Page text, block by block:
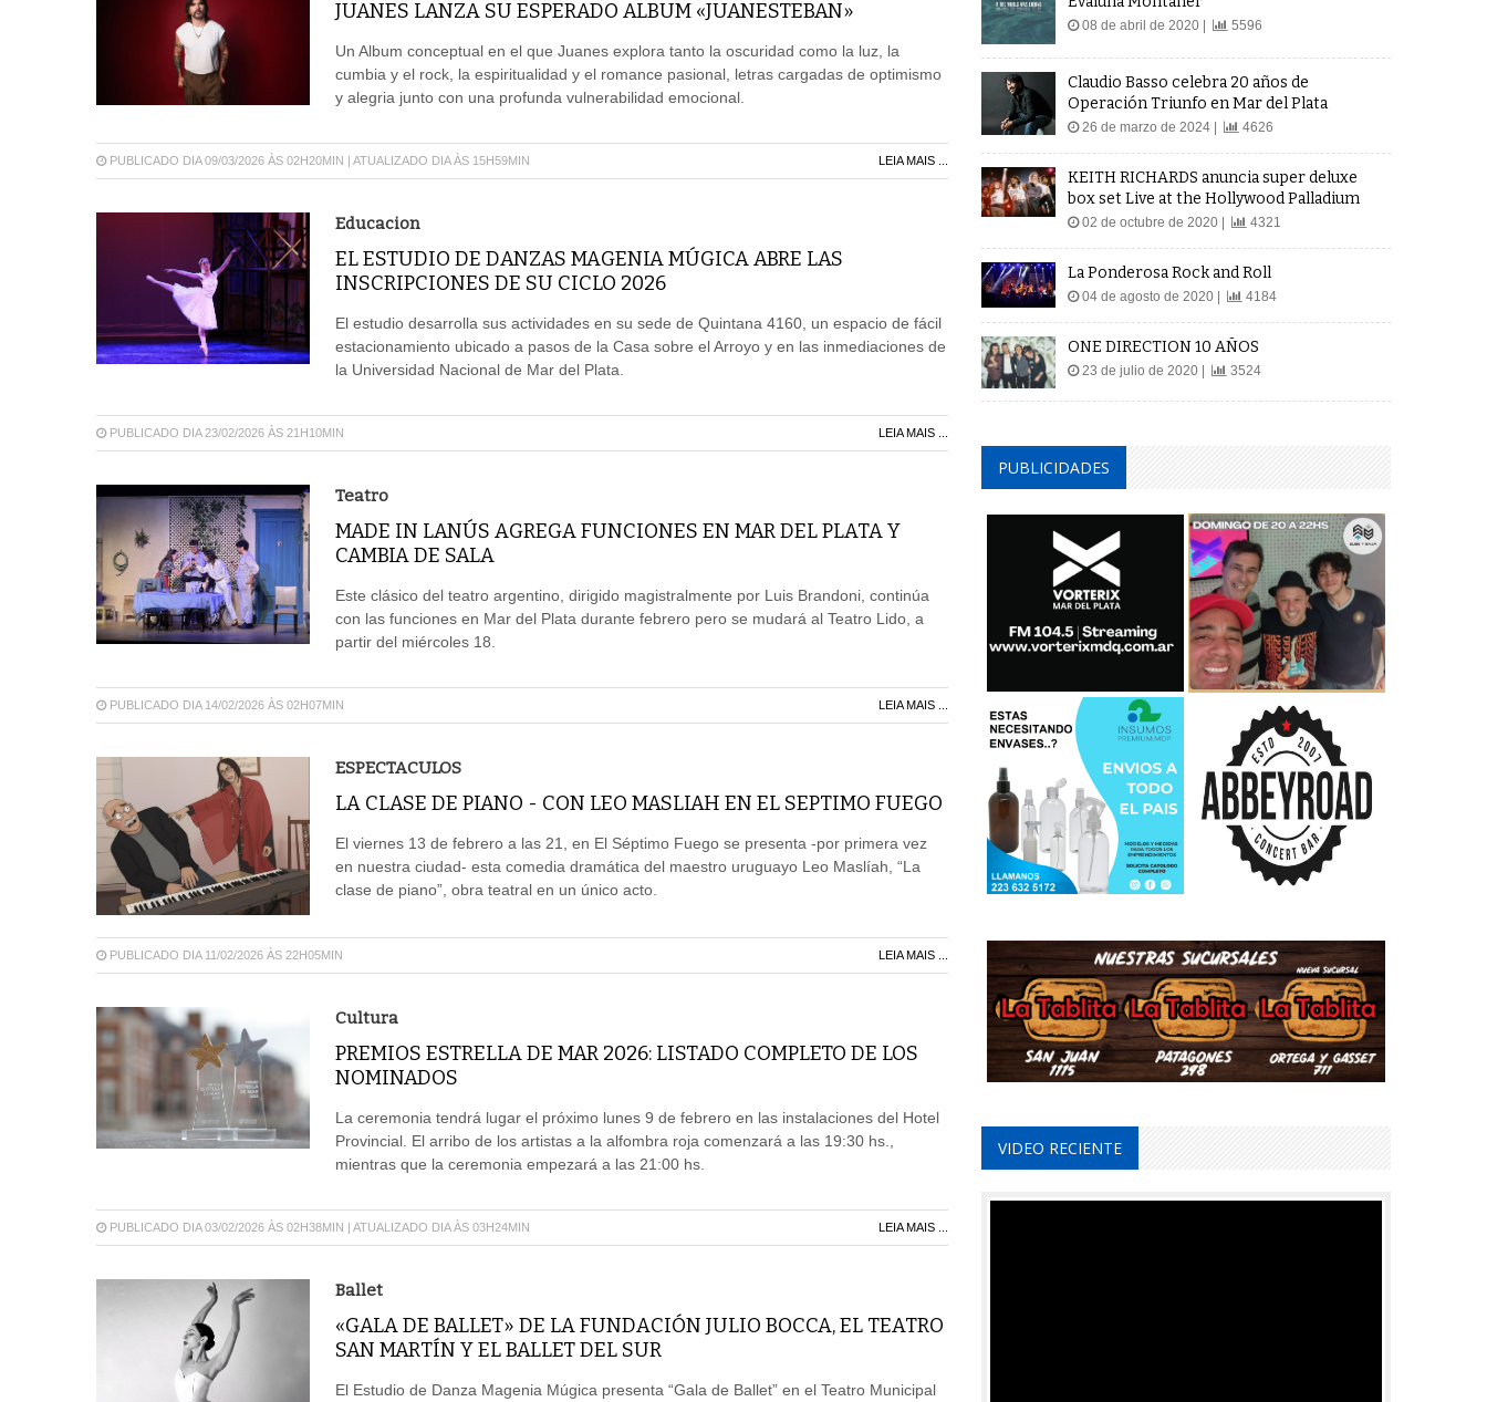
JUANES LANZA SU ESPERADO ALBUM «JUANESTEBAN»
Un Album conceptual en el que Juanes explora tanto la oscuridad como la luz, la
cumbia y el rock, la espiritualidad y el romance pasional, letras cargadas de optimismo
y alegria junto con una profunda vulnerabilidad emocional.
PUBLICADO DIA 09/03/2026 ÀS 02H20MIN | ATUALIZADO DIA ÀS 15H59MIN LEIA MAIS ...
Educacion
EL ESTUDIO DE DANZAS MAGENIA MÚGICA ABRE LAS
INSCRIPCIONES DE SU CICLO 2026
El estudio desarrolla sus actividades en su sede de Quintana 4160, un espacio de fácil
estacionamiento ubicado a pasos de la Casa sobre el Arroyo y en las inmediaciones de
la Universidad Nacional de Mar del Plata.
PUBLICADO DIA 23/02/2026 ÀS 21H10MIN LEIA MAIS ...
Teatro
MADE IN LANÚS AGREGA FUNCIONES EN MAR DEL PLATA Y
CAMBIA DE SALA
Este clásico del teatro argentino, dirigido magistralmente por Luis Brandoni, continúa
con las funciones en Mar del Plata durante febrero pero se mudará al Teatro Lido, a
partir del miércoles 18.
PUBLICADO DIA 14/02/2026 ÀS 02H07MIN LEIA MAIS ...
ESPECTACULOS
LA CLASE DE PIANO - CON LEO MASLIAH EN EL SEPTIMO FUEGO
El viernes 13 de febrero a las 21, en El Séptimo Fuego se presenta -por primera vez
en nuestra ciudad- esta comedia dramática del maestro uruguayo Leo Maslíah, “La
clase de piano”, obra teatral en un único acto.
PUBLICADO DIA 11/02/2026 ÀS 22H05MIN LEIA MAIS ...
Cultura
PREMIOS ESTRELLA DE MAR 2026: LISTADO COMPLETO DE LOS
NOMINADOS
La ceremonia tendrá lugar el próximo lunes 9 de febrero en las instalaciones del Hotel
Provincial. El arribo de los artistas a la alfombra roja comenzará a las 19:30 hs.,
mientras que la ceremonia empezará a las 21:00 hs.
PUBLICADO DIA 03/02/2026 ÀS 02H38MIN | ATUALIZADO DIA ÀS 03H24MIN LEIA MAIS ...
Ballet
«GALA DE BALLET» DE LA FUNDACIÓN JULIO BOCCA, EL TEATRO
SAN MARTÍN Y EL BALLET DEL SUR
El Estudio de Danza Magenia Múgica presenta “Gala de Ballet” en el Teatro Municipal
08 de abril de 2020 | 5596
Claudio Basso celebra 20 años de
Operación Triunfo en Mar del Plata
26 de marzo de 2024 | 4626
KEITH RICHARDS anuncia super deluxe
box set Live at the Hollywood Palladium
02 de octubre de 2020 | 4321
La Ponderosa Rock and Roll
04 de agosto de 2020 | 4184
ONE DIRECTION 10 AÑOS
23 de julio de 2020 | 3524
PUBLICIDADES
VIDEO RECIENTE